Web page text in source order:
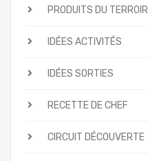
PRODUITS DU TERROIR
IDÉES ACTIVITÉS
IDÉES SORTIES
RECETTE DE CHEF
CIRCUIT DÉCOUVERTE